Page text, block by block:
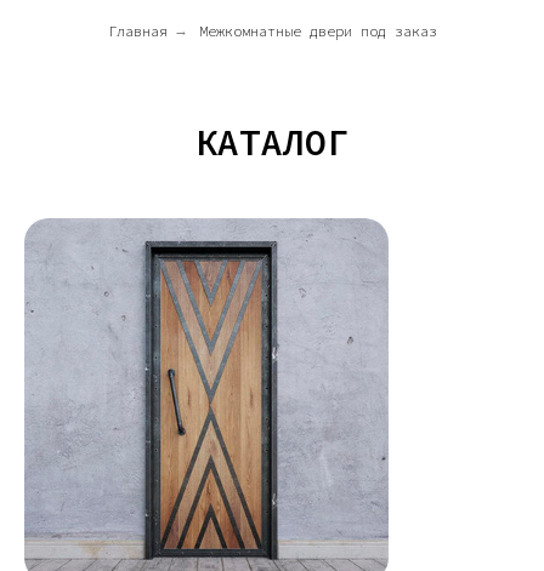
Главная → Межкомнатные двери под заказ
КАТАЛОГ